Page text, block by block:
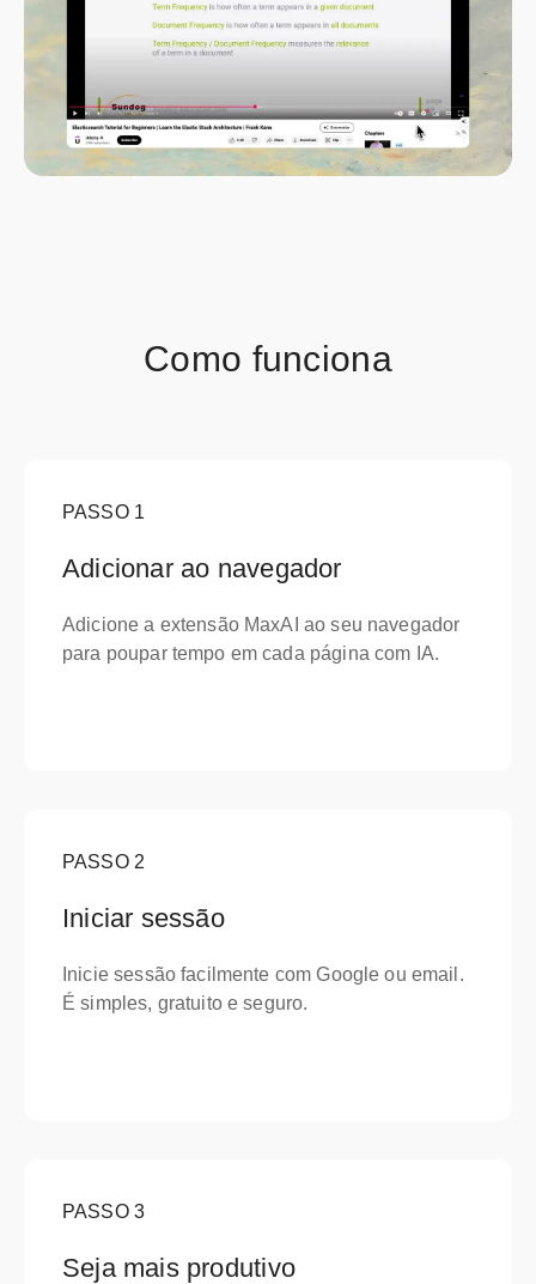
Como funciona
PASSO 1
Adicionar ao navegador
Adicione a extensão MaxAI ao seu navegador
para poupar tempo em cada página com IA.
PASSO 2
Iniciar sessão
Inicie sessão facilmente com Google ou email.
É simples, gratuito e seguro.
PASSO 3
Seja mais produtivo